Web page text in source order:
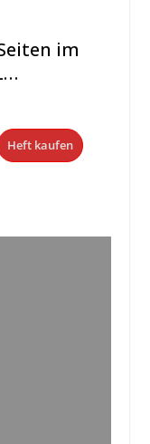
im
Heft kaufen